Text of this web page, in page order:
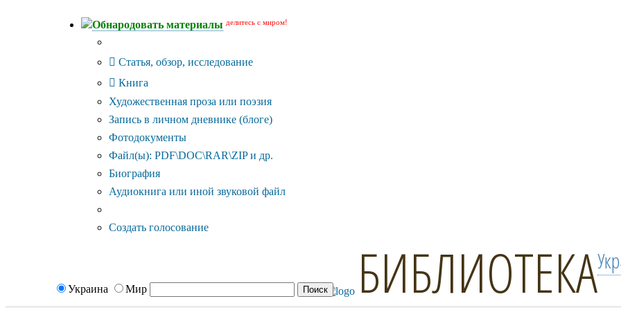
Обнародовать материалы делитесь с миром!
Статья, обзор, исследование
Книга
Художественная проза или поэзия
Запись в личном дневнике (блоге)
Фотодокументы
Файл(ы): PDF\DOC\RAR\ZIP и др.
Биография
Аудиокнига или иной звуковой файл
Создать голосование
Украина Мир БИБЛИОТЕКА